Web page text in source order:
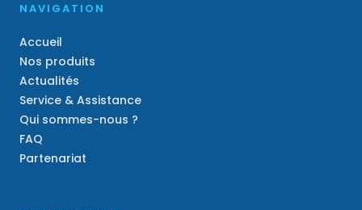
NAVIGATION
Accueil
Nos produits
Actualités
Service & Assistance
Qui sommes-nous ?
FAQ
Partenariat